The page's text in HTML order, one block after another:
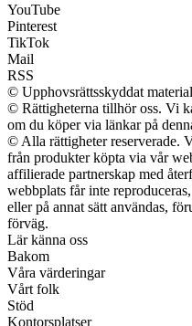
YouTube
Pinterest
TikTok
Mail
RSS
© Upphovsrättsskyddat
© Rättigheterna tillhör oss. Vi
om du köper via länkar på
© Alla rättigheter reserverade.
från produkter köpta via vår
affilierade partnerskap med
webbplats får inte
eller på annat sätt användas,
förväg.
Lär känna oss
Bakom
Våra värderingar
Vårt folk
Stöd
Kontorsplatser